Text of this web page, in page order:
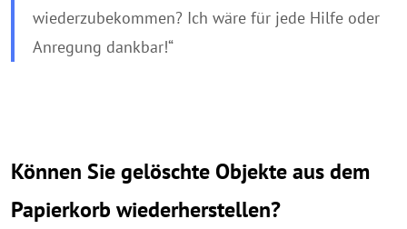
wiederzubekommen? Ich wäre für jede Hilfe oder
Anregung dankbar!“
Können Sie gelöschte Objekte aus dem
Papierkorb wiederherstellen?